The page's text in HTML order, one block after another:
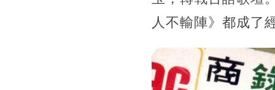
人不輸陣》都成了